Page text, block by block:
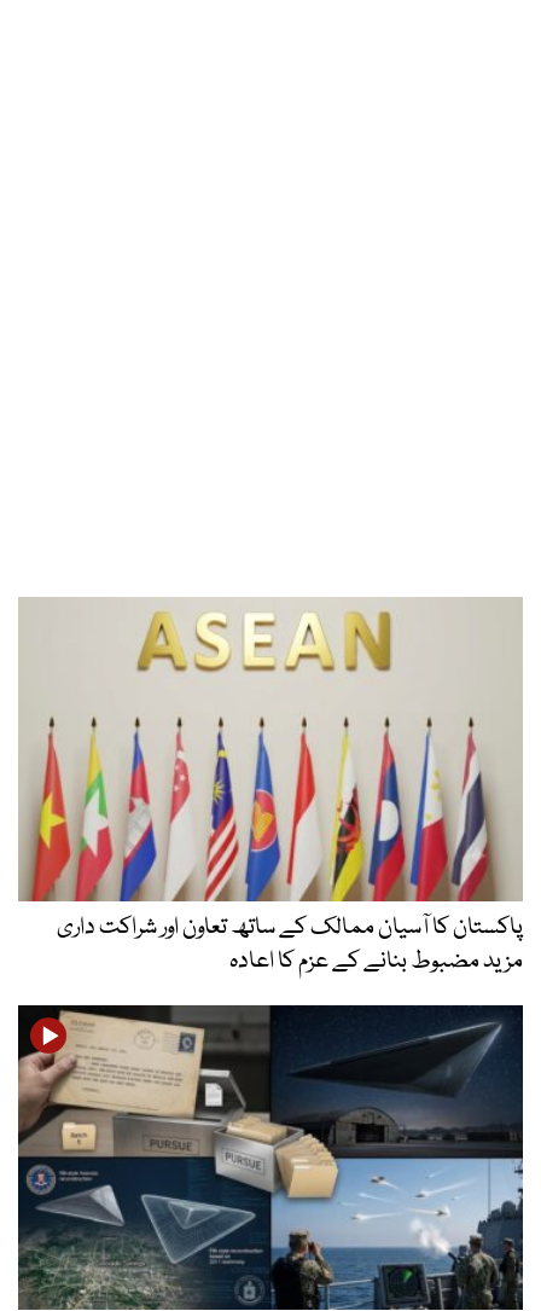
پاکستان کا آسیان ممالک کے ساتھ تعاون اور شراکت داری
مزید مضبوط بنانے کے عزم کا اعادہ